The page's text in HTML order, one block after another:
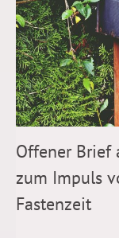
Offener Brief
zum Impuls
Fastenzeit